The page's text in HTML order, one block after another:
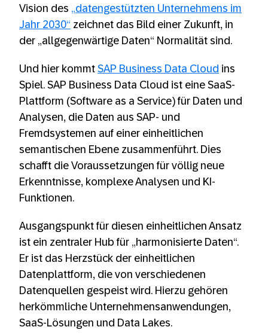
Vision des „datengestützten Unternehmens im
Jahr 2030“ zeichnet das Bild einer Zukunft, in
der „allgegenwärtige Daten“ Normalität sind.
Und hier kommt SAP Business Data Cloud ins
Spiel. SAP Business Data Cloud ist eine SaaS-
Plattform (Software as a Service) für Daten und
Analysen, die Daten aus SAP- und
Fremdsystemen auf einer einheitlichen
semantischen Ebene zusammenführt. Dies
schafft die Voraussetzungen für völlig neue
Erkenntnisse, komplexe Analysen und KI-
Funktionen.
Ausgangspunkt für diesen einheitlichen Ansatz
ist ein zentraler Hub für „harmonisierte Daten“.
Er ist das Herzstück der einheitlichen
Datenplattform, die von verschiedenen
Datenquellen gespeist wird. Hierzu gehören
herkömmliche Unternehmensanwendungen,
SaaS-Lösungen und Data Lakes.